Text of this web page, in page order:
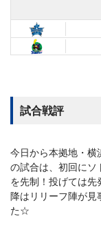
試合戦評
今日から本拠地・横
の試合は、初回にソ
を先制！投げては
降はリリーフ陣が見
た☆